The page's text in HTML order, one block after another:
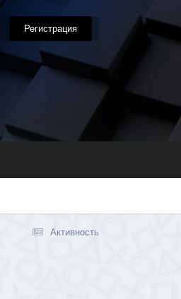
Регистрация
Активность